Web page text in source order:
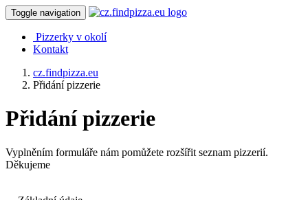
Toggle navigation
Pizzerky v okolí
Kontakt
cz.findpizza.eu
Přidání pizzerie
Přidání pizzerie
Vyplněním formuláře nám pomůžete rozšířit seznam pizzerií.
Děkujeme